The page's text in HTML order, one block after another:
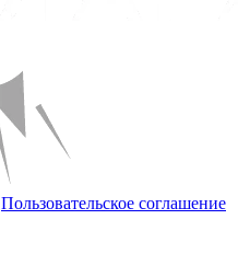
Пользовательское соглашение